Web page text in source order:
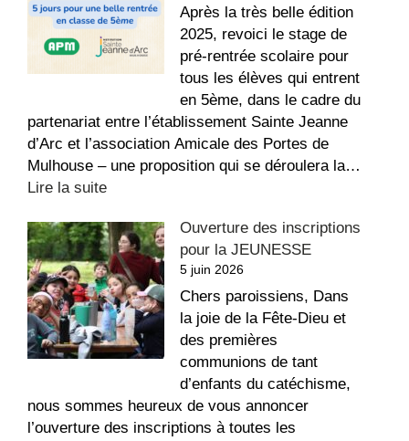
Miquey
!
Après la très belle édition
2025, revoici le stage de
pré-rentrée scolaire pour
tous les élèves qui entrent
en 5ème, dans le cadre du
partenariat entre l’établissement Sainte Jeanne
d’Arc et l’association Amicale des Portes de
Mulhouse – une proposition qui se déroulera la…
Lire la suite:
de
pré-
rentrée
pour
les
futurs
5ème
Ouverture des inscriptions
pour la JEUNESSE
5 juin 2026
Chers paroissiens, Dans
la joie de la Fête-Dieu et
des premières
communions de tant
d’enfants du catéchisme,
nous sommes heureux de vous annoncer
l’ouverture des inscriptions à toutes les